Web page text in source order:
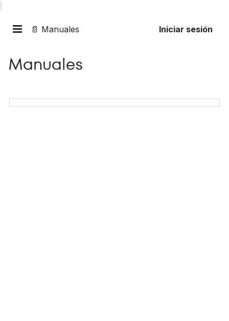
📄 Manuales Iniciar sesión
Manuales